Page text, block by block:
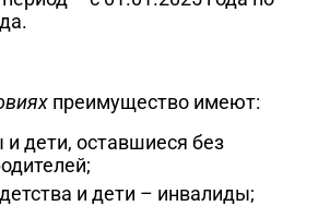
преимущество имеют:
и дети, оставшиеся без
и дети – инвалиды;